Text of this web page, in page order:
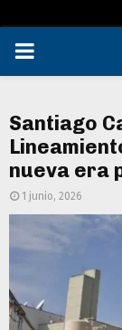
PRIMARY
Santiago
nueva era
1 junio, 2026